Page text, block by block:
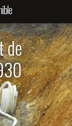
de